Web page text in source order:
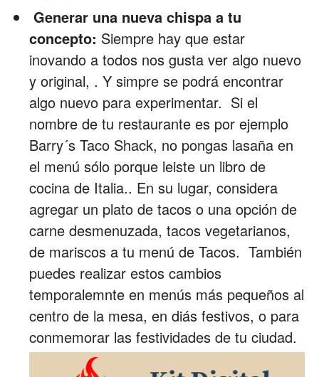
Generar una nueva chispa a tu
concepto: Siempre hay que estar
inovando a todos nos gusta ver algo nuevo
y original, . Y simpre se podrá encontrar
algo nuevo para experimentar. Si el
nombre de tu restaurante es por ejemplo
Barry´s Taco Shack, no pongas lasaña en
el menú sólo porque leiste un libro de
cocina de Italia.. En su lugar, considera
agregar un plato de tacos o una opción de
carne desmenuzada, tacos vegetarianos,
de mariscos a tu menú de Tacos. También
puedes realizar estos cambios
temporalemnte en menús más pequeños al
centro de la mesa, en diás festivos, o para
conmemorar las festividades de tu ciudad.